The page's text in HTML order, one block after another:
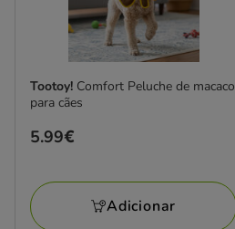
Tootoy! Comfort Peluche de macaco
para cães
Preço
5.99€
Adicionar